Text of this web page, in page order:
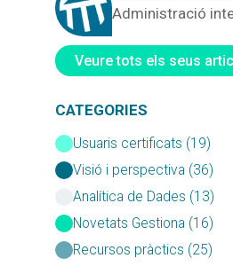
Administració
Veure tots els seus
CATEGORIES
Usuaris certificats (19)
Visió i perspectiva (36)
Analítica de Dades (13)
Novetats Gestiona (16)
Recursos pràctics (25)